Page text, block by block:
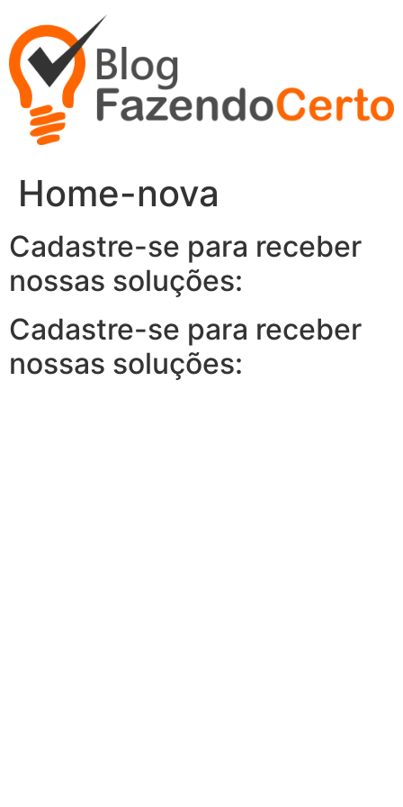
para
conteúdo
Home-nova
Cadastre-se para receber
nossas soluções:
Cadastre-se para receber
nossas soluções: